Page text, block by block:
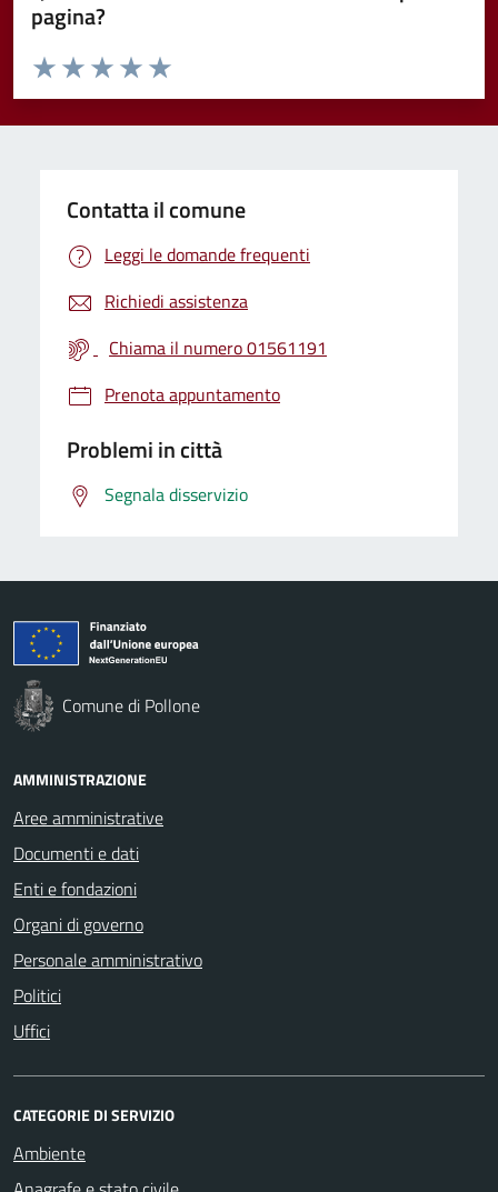
pagina?
Valuta da 1 a 5 stelle la pagina
Valuta 5 stelle su 5
Valuta 4 stelle su 5
Valuta 3 stelle su 5
Valuta 2 stelle su 5
Valuta 1 stelle su 5
Contatta il comune
Leggi le domande frequenti
Richiedi assistenza
Chiama il numero 01561191
Prenota appuntamento
Problemi in città
Segnala disservizio
Comune di Pollone
AMMINISTRAZIONE
Aree amministrative
Documenti e dati
Enti e fondazioni
Organi di governo
Personale amministrativo
Politici
Uffici
CATEGORIE DI SERVIZIO
Ambiente